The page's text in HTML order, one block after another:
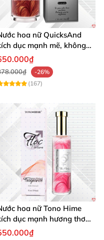
hoa nữ QuicksAnd
dục mạnh mẽ, không
quyến rũ chàng
-26%
(167)
hoa nữ Tono Hime
dục mạnh hương thơm
rũ